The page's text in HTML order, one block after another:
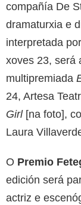
compañía De
dramaturxia e
interpretada
xoves 23, será
multipremiada
24, Artesa
Girl [na foto],
Laura
O Premio
edición será
actriz e